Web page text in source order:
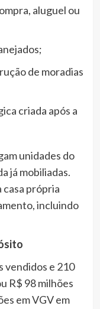
aluguel ou
de moradias
criada após a
unidades do
já mobiliadas.
casa própria
incluindo
vendidos e 210
R$ 98 milhões
em VGV em